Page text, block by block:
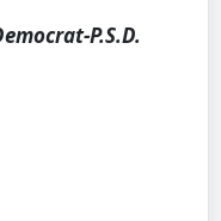
P.S.D.